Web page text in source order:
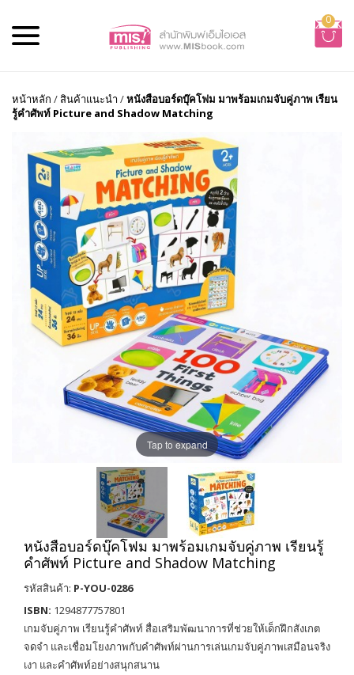
0
หน้าหลัก /สินค้าแนะนำ /หนังสือบอร์ดบุ๊คโฟม มาพร้อมเกมจับคู่ภาพ เรียน
รู้คำศัพท์ Picture and Shadow Matching
Tap to expand
หนังสือบอร์ดบุ๊คโฟม มาพร้อมเกมจับคู่ภาพ เรียนรู้
คำศัพท์ Picture and Shadow Matching
รหัสสินค้า: P-YOU-0286
ISBN: 1294877757801
เกมจับคู่ภาพ เรียนรู้คำศัพท์ สื่อเสริมพัฒนาการที่ช่วยให้เด็กฝึกสังเกต
จดจำ และเชื่อมโยงภาพกับคำศัพท์ผ่านการเล่นเกมจับคู่ภาพเสมือนจริง
เงา และคำศัพท์อย่างสนุกสนาน